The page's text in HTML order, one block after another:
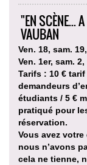
"EN SCÈNE...
VAUBAN
Ven. 18, sam.
Ven. 1er, sam.
Tarifs : 10 €
demandeurs
étudiants / 5 €
pratiqué pour
réservation.
Vous avez
nous n’avons
cela ne tienne,